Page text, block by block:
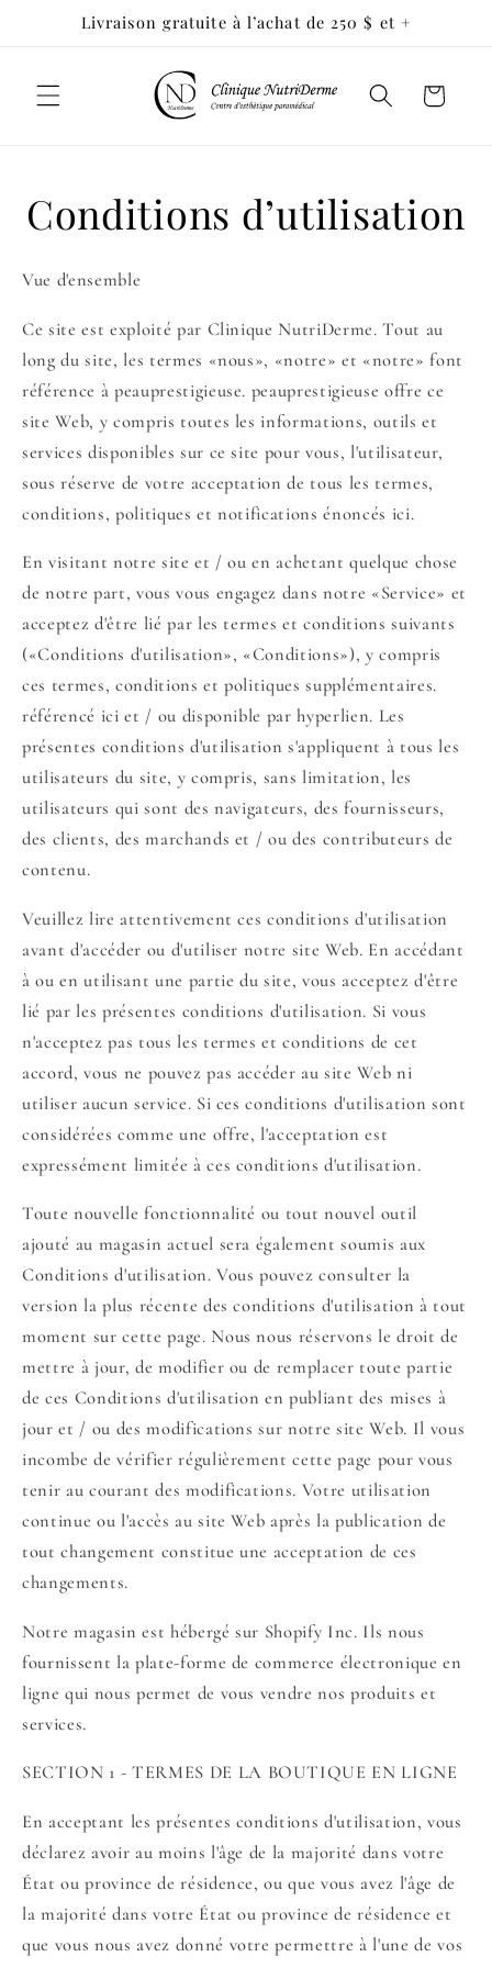
et passerLivraison gratuite à l’achat de 250 $ et +
Panier
Conditions d’utilisation
Vue d'ensemble
Ce site est exploité par Clinique NutriDerme. Tout au
long du site, les termes «nous», «notre» et «notre» font
référence à peauprestigieuse. peauprestigieuse offre ce
site Web, y compris toutes les informations, outils et
services disponibles sur ce site pour vous, l'utilisateur,
sous réserve de votre acceptation de tous les termes,
conditions, politiques et notifications énoncés ici.
En visitant notre site et / ou en achetant quelque chose
de notre part, vous vous engagez dans notre «Service» et
acceptez d'être lié par les termes et conditions suivants
(«Conditions d'utilisation», «Conditions»), y compris
ces termes, conditions et politiques supplémentaires.
référencé ici et / ou disponible par hyperlien. Les
présentes conditions d'utilisation s'appliquent à tous les
utilisateurs du site, y compris, sans limitation, les
utilisateurs qui sont des navigateurs, des fournisseurs,
des clients, des marchands et / ou des contributeurs de
contenu.
Veuillez lire attentivement ces conditions d'utilisation
avant d'accéder ou d'utiliser notre site Web. En accédant
à ou en utilisant une partie du site, vous acceptez d'être
lié par les présentes conditions d'utilisation. Si vous
n'acceptez pas tous les termes et conditions de cet
accord, vous ne pouvez pas accéder au site Web ni
utiliser aucun service. Si ces conditions d'utilisation sont
considérées comme une offre, l'acceptation est
expressément limitée à ces conditions d'utilisation.
Toute nouvelle fonctionnalité ou tout nouvel outil
ajouté au magasin actuel sera également soumis aux
Conditions d'utilisation. Vous pouvez consulter la
version la plus récente des conditions d'utilisation à tout
moment sur cette page. Nous nous réservons le droit de
mettre à jour, de modifier ou de remplacer toute partie
de ces Conditions d'utilisation en publiant des mises à
jour et / ou des modifications sur notre site Web. Il vous
incombe de vérifier régulièrement cette page pour vous
tenir au courant des modifications. Votre utilisation
continue ou l'accès au site Web après la publication de
tout changement constitue une acceptation de ces
changements.
Notre magasin est hébergé sur Shopify Inc. Ils nous
fournissent la plate-forme de commerce électronique en
ligne qui nous permet de vous vendre nos produits et
services.
SECTION 1 - TERMES DE LA BOUTIQUE EN LIGNE
En acceptant les présentes conditions d'utilisation, vous
déclarez avoir au moins l'âge de la majorité dans votre
État ou province de résidence, ou que vous avez l'âge de
la majorité dans votre État ou province de résidence et
que vous nous avez donné votre permettre à l'une de vos